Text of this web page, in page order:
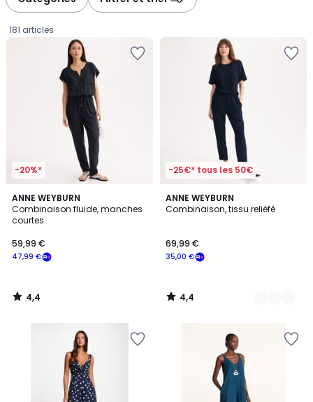
181 articles
-20%*
ANNE WEYBURN
Combinaison fluide, manches
courtes
€
souscrivez
notre
programme
47,99 €
59,99 €
4,4
/ 5
4,4
/
-25€* tous les 50€
ANNE WEYBURN
Combinaison, tissu reliéfé
35,00 €
69,99 €
4,4
/ 5
2
Couleurs
4,4
/